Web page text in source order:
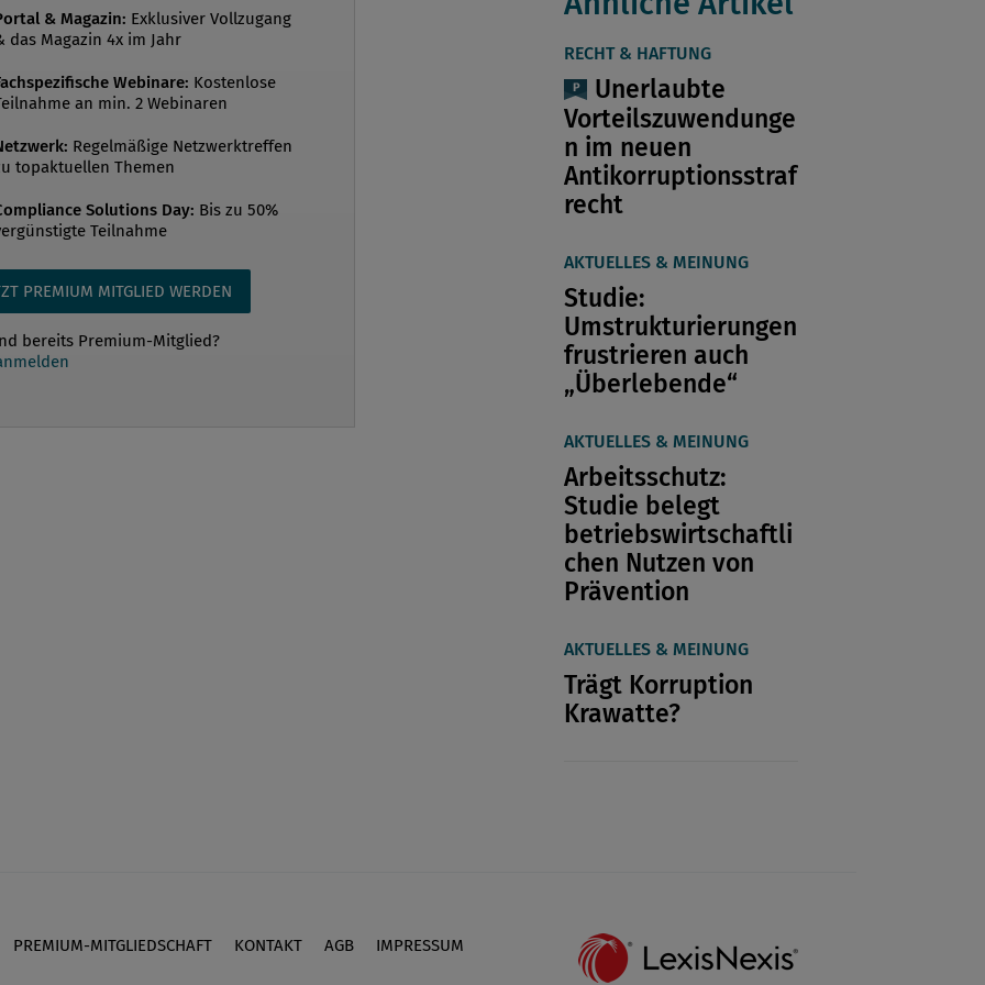
Corporate Governance Kodex
neue Regelung, die möglicherweise
Unternehmen noch nicht
und dementsprechend auch
beachtet wird. Der Kodex enthält
ausdrücklichen Hinweis zur
„Der Vorstand berichtet dem
zur Bekämpfung von Korruption im
Überraschend für ei...
& Magazin: Exklusiver Vollzugang
das Magazin 4x im Jahr
Webinare: Kostenlose
an min. 2 Webinaren
Regelmäßige Netzwerktreffen
topaktuellen Themen
Solutions Day: Bis zu 50%
Teilnahme
PREMIUM MITGLIED WERDEN
bereits Premium-Mitglied?
RECHT & HAFTUNG
Unerlaubte
Vorteilszuwendunge
n im neuen
Antikorruptionsstraf
recht
AKTUELLES & MEINUNG
Studie:
Umstrukturierungen
frustrieren auch
„Überlebende“
AKTUELLES & MEINUNG
Arbeitsschutz:
Studie belegt
betriebswirtschaftli
chen Nutzen von
Prävention
AKTUELLES & MEINUNG
Trägt Korruption
Krawatte?
PREMIUM-MITGLIEDSCHAFT KONTAKT AGB IMPRESSUM